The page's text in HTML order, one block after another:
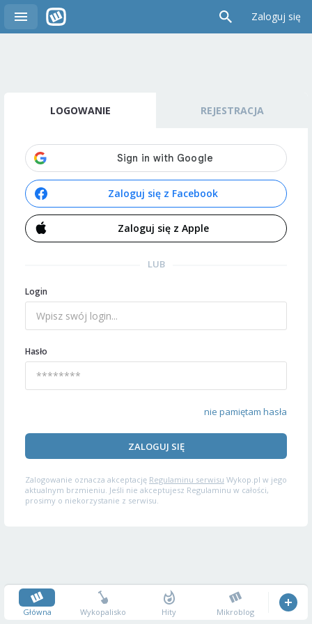
Zaloguj się
LOGOWANIE REJESTRACJA
Zaloguj się z Facebook
Zaloguj się z Apple
LUB
Login
Hasło
nie pamiętam hasła
ZALOGUJ SIĘ
Zalogowanie oznacza akceptację Regulaminu serwisu Wykop.pl w jego
aktualnym brzmieniu. Jeśli nie akceptujesz Regulaminu w całości,
prosimy o niekorzystanie z serwisu.
Główna Wykopalisko Hity Mikroblog